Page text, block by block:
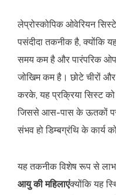
लेप्रोस्कोपिक ओवेरियन
पसंदीदा तकनीक है, क्योंकि
समय कम है और पारंपरिक
जोखिम कम है। छोटे चीरों
करके, यह प्रक्रिया सिस्ट
जिससे आस-पास के ऊतकों
संभव हो डिम्बग्रंथि के कार्य
यह तकनीक विशेष रूप से
आयु की महिलाएंक्योंकि यह